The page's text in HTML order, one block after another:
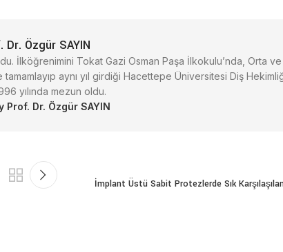
Özgür SAYIN
İlköğrenimini Tokat Gazi Osman Paşa İlkokulu’nda, Orta ve
aynı yıl girdiği Hacettepe Üniversitesi Diş
yılında mezun oldu.
Dr. Özgür SAYIN
İmplant Üstü Sabit Protezlerde Sık